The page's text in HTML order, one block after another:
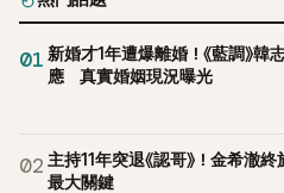
01 新婚才1年遭爆離婚！《藍調》韓
應 真實婚姻現況曝光
02 主持11年突退《認哥》！金希澈
最大關鍵